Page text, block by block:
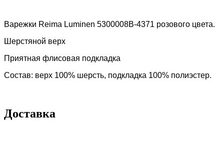
Варежки Reima Luminen 5300008B-4371 розового цвета.
Шерстяной верх
Приятная флисовая подкладка
Состав: верх 100% шерсть, подкладка 100% полиэстер.
Доставка